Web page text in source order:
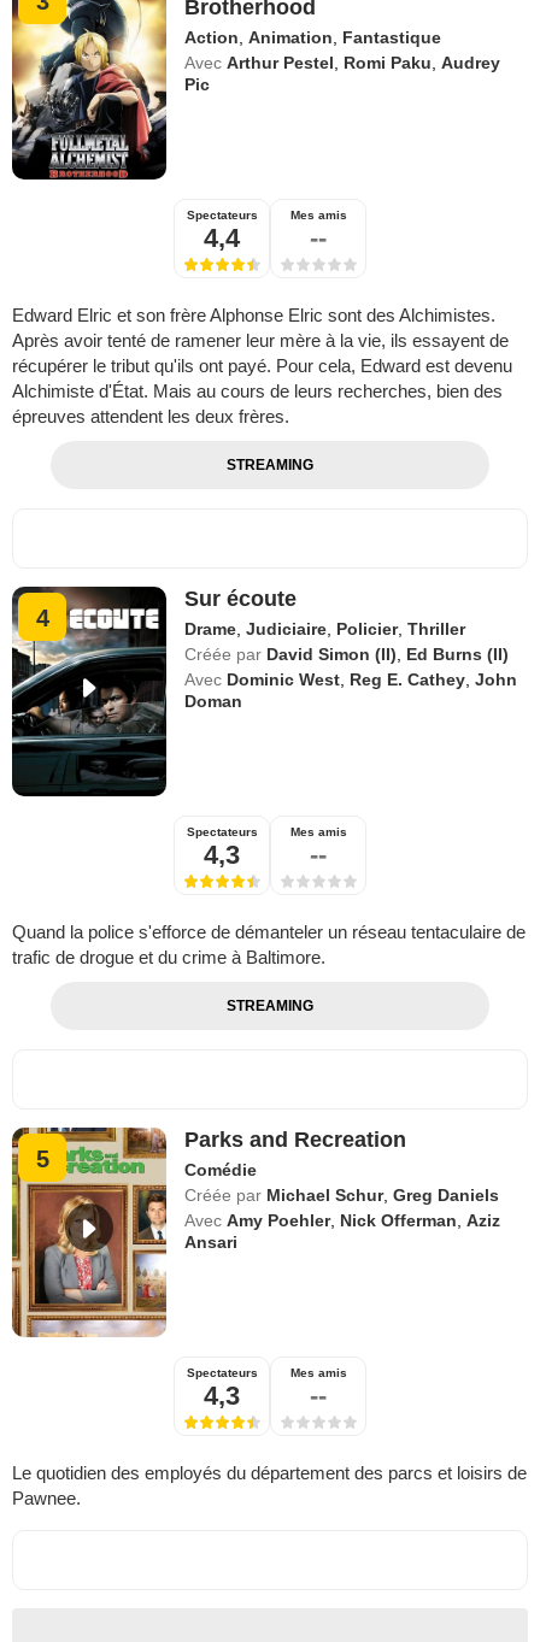
Brotherhood
Action ,Animation
Fantastique
Avec Arthur Pestel Romi Paku ,Audrey
Pic
Spectateurs
4,4
Mes amis
--
Edward Elric et son frère Alphonse Elric sont des Alchimistes.
Après avoir tenté de ramener leur mère à la vie, ils essayent de
récupérer le tribut qu'ils ont payé. Pour cela, Edward est devenu
Alchimiste d'État. Mais au cours de leurs recherches, bien des
épreuves attendent les deux frères.
STREAMING
4
Sur écoute
Drame ,Judiciaire Policier,Thriller
Créée par David Simon (II)
Ed Burns (II)
Avec Dominic West Reg E. Cathey ,John
Doman
Spectateurs
4,3
Mes amis
--
Quand la police s'efforce de démanteler un réseau tentaculaire de
trafic de drogue et du crime à Baltimore.
STREAMING
5
Parks and Recreation
Comédie
Créée par Michael Schur,Greg Daniels
Avec Amy Poehler, Nick Offerman ,Aziz
Ansari
Spectateurs
4,3
Mes amis
--
Le quotidien des employés du département des parcs et loisirs de
Pawnee.